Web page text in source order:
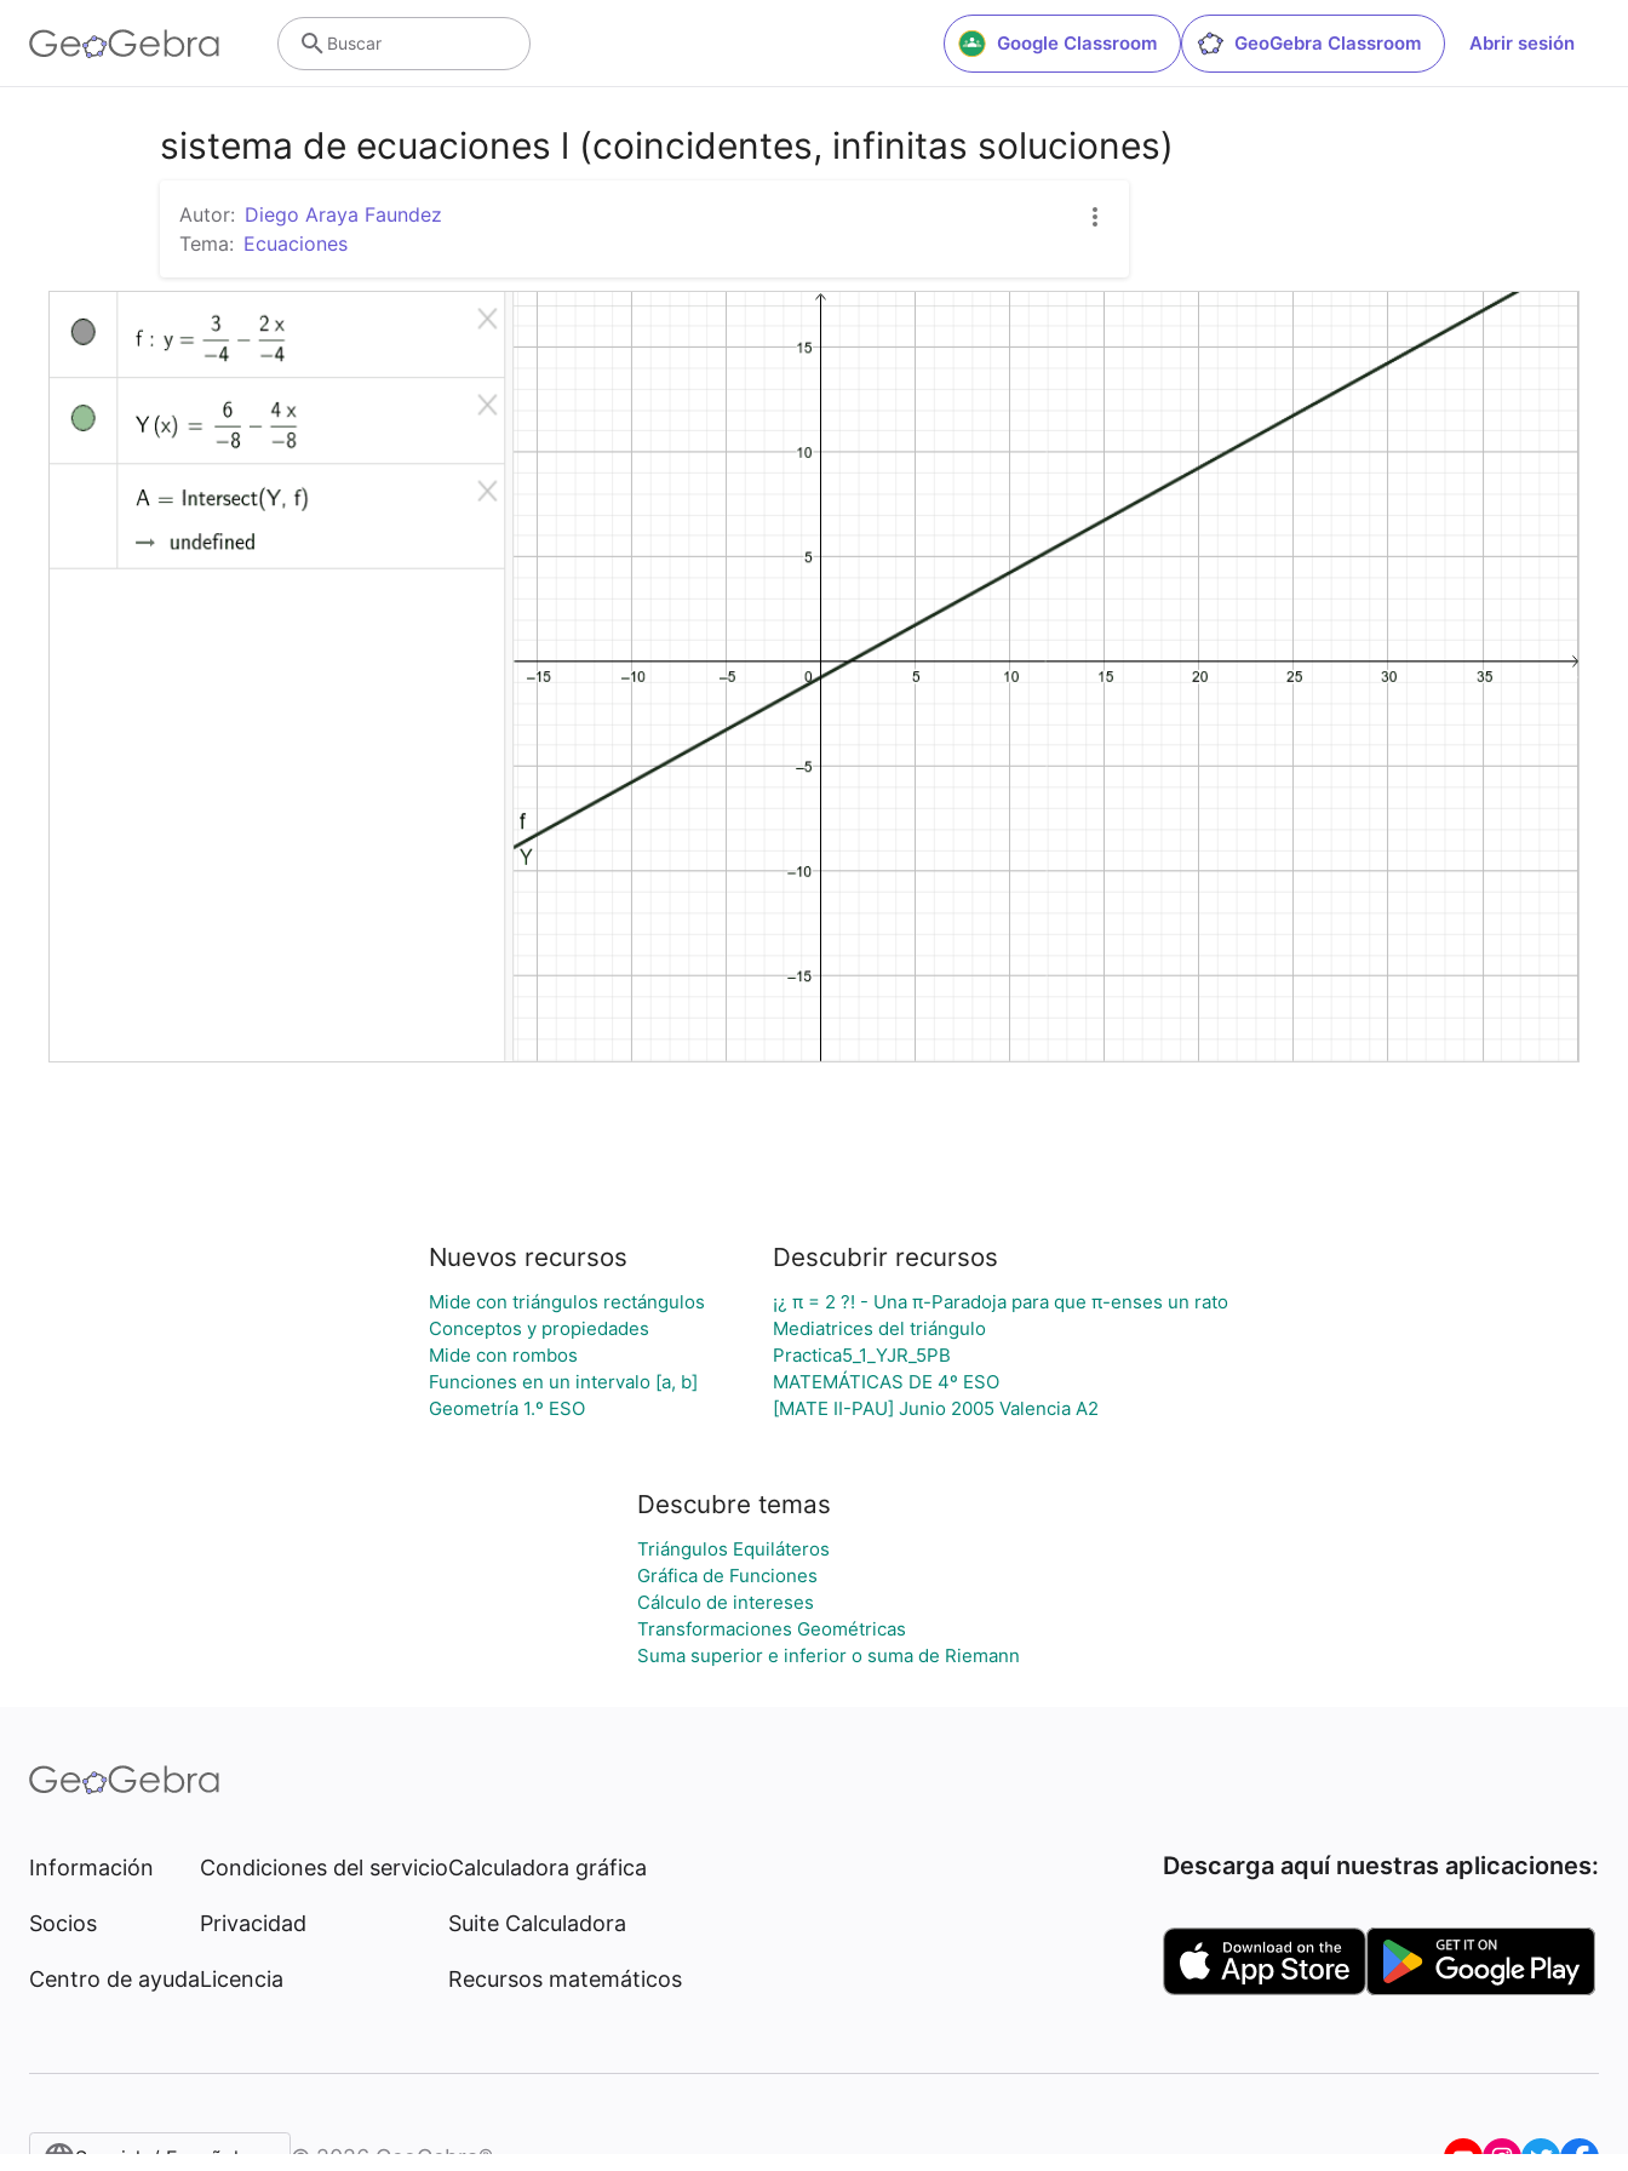
Google Classroom GeoGebra Classroom Abrir sesión
Buscar
sistema de ecuaciones l (coincidentes, infinitas soluciones)
Autor: Diego Araya Faundez
Tema: Ecuaciones
Nuevos recursos
Mide con triángulos rectángulos
Conceptos y propiedades
Mide con rombos
Funciones en un intervalo [a, b]
Geometría 1.º ESO
Descubrir recursos
¡¿ π = 2 ?! - Una π-Paradoja para que π-enses un rato
Mediatrices del triángulo
Practica5_1_YJR_5PB
MATEMÁTICAS DE 4º ESO
[MATE II-PAU] Junio 2005 Valencia A2
Descubre temas
Triángulos Equiláteros
Gráfica de Funciones
Cálculo de intereses
Transformaciones Geométricas
Suma superior e inferior o suma de Riemann
Información
Socios
Centro de ayuda
Condiciones del servicio
Privacidad
Licencia
Calculadora gráfica
Suite Calculadora
Recursos matemáticos
Descarga aquí nuestras aplicaciones:
Spanish / Español (internacional)
© 2026 GeoGebra®